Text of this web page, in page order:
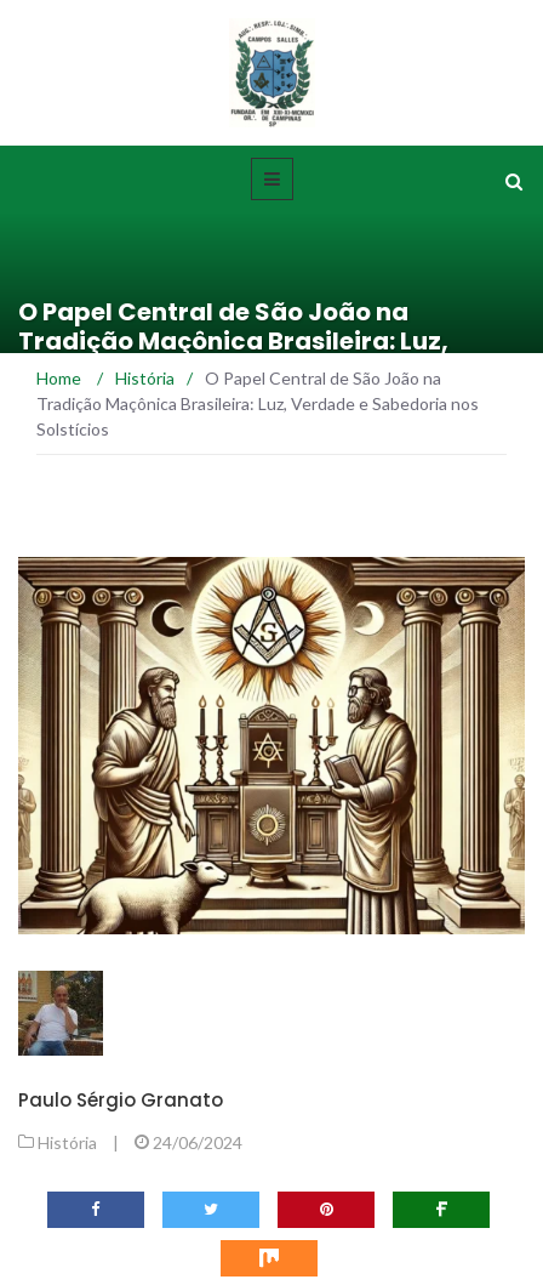
O Papel Central de São João na
Tradição Maçônica Brasileira: Luz,
Verdade e Sabedoria nos Solstícios
Home / História / O Papel Central de São João na
Tradição Maçônica Brasileira: Luz, Verdade e Sabedoria nos
Solstícios
Paulo Sérgio Granato
História | 24/06/2024